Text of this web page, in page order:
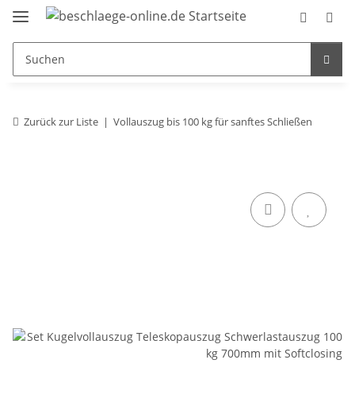
Zurück zur Liste Vollauszug bis 100 kg für sanftes Schließen